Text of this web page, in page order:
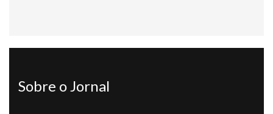
Sobre o Jornal